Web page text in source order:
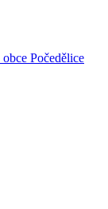
Počedělice